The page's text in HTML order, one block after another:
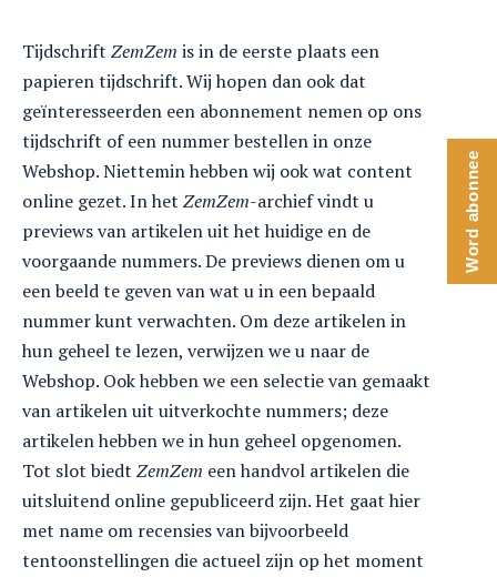
Tijdschrift ZemZem is in de eerste plaats een
papieren tijdschrift. Wij hopen dan ook dat
geïnteresseerden een abonnement nemen op ons
tijdschrift of een nummer bestellen in onze
Webshop. Niettemin hebben wij ook wat content
online gezet. In het ZemZem-archief vindt u
previews van artikelen uit het huidige en de
voorgaande nummers. De previews dienen om u
een beeld te geven van wat u in een bepaald
nummer kunt verwachten. Om deze artikelen in
hun geheel te lezen, verwijzen we u naar de
Webshop. Ook hebben we een selectie van gemaakt
van artikelen uit uitverkochte nummers; deze
artikelen hebben we in hun geheel opgenomen.
Tot slot biedt ZemZem een handvol artikelen die
uitsluitend online gepubliceerd zijn. Het gaat hier
met name om recensies van bijvoorbeeld
tentoonstellingen die actueel zijn op het moment
Word abonnee